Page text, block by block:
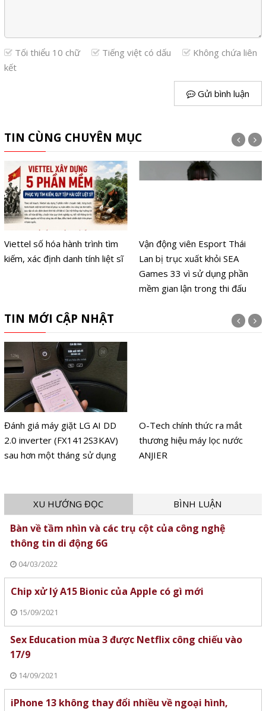
Tối thiểu 10 chữ Tiếng việt có dấu
Không chứa liên
kết
Gửi bình luận
TIN CÙNG CHUYÊN MỤC
Viettel số hóa hành trình tìm
kiếm, xác định danh tính liệt sĩ
Vận động viên Esport Thái
Lan bị trục xuất khỏi SEA
Games 33 vì sử dụng phần
mềm gian lận trong thi đấu
TIN MỚI CẬP NHẬT
Đánh giá máy giặt LG AI DD
2.0 inverter (FX1412S3KAV)
sau hơn một tháng sử dụng
O-Tech chính thức ra mắt
thương hiệu máy lọc nước
ANJIER
XU HƯỚNG ĐỌC BÌNH LUẬN
Bàn về tầm nhìn và các trụ cột của công nghệ
thông tin di động 6G
04/03/2022
Chip xử lý A15 Bionic của Apple có gì mới
15/09/2021
Sex Education mùa 3 được Netflix công chiếu vào
17/9
14/09/2021
iPhone 13 không thay đổi nhiều về ngoại hình,